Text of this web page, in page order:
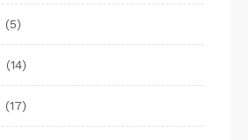
(5)
(14)
(17)